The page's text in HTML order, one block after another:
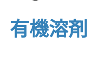
有機溶剤